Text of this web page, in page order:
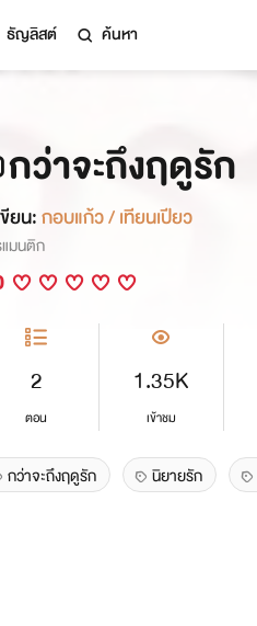
ธัญลิสต์ ค้นหา
กว่าจะถึงฤดูรัก
ยน:กอบแก้ว / เทียนเปียว
มนติก
2
ตอน
1.35K
เข้าชม
กว่าจะถึงฤดูรัก นิยายรัก